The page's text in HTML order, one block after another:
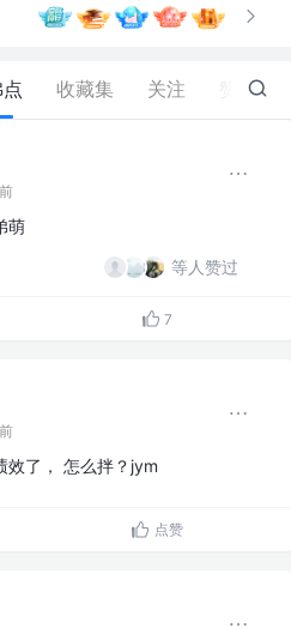
收藏集 关注 28
萌
等人赞过
7
效了， 怎么拌？jym
点赞